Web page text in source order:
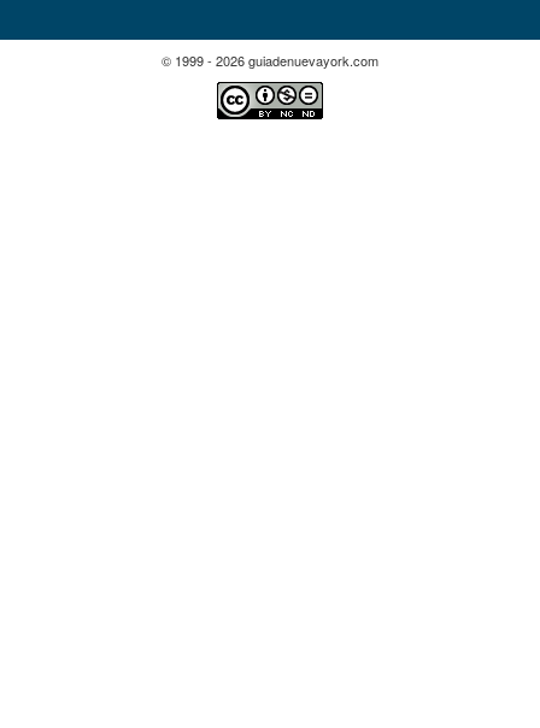
© 1999 - 2026 guiadenuevayork.com